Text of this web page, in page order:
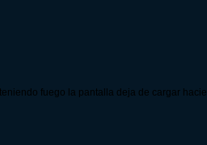
fuego la pantalla deja de cargar